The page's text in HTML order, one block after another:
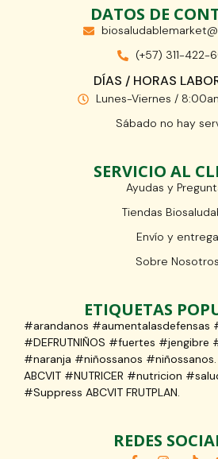
DATOS DE
(+57) 311-422-
DÍAS / HORAS
Lunes-Viernes /
Sábado no hay
SERVICIO AL
Ayudas y
Tiendas
Envío y entrega
Sobre Nosotros
ETIQUETAS
#arandanos #aumentalasdefensas
#DEFRUTNIÑOS #fuertes #jengibre
#naranja #niñossanos
ABCVIT #NUTRICER #nutricion
#Suppress ABCVIT FRUTPLAN.
REDES